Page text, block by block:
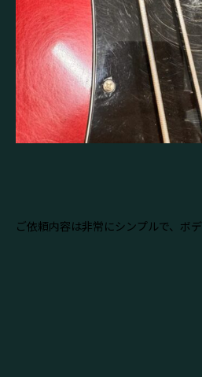
ご依頼内容は非常にシンプルで、ボ